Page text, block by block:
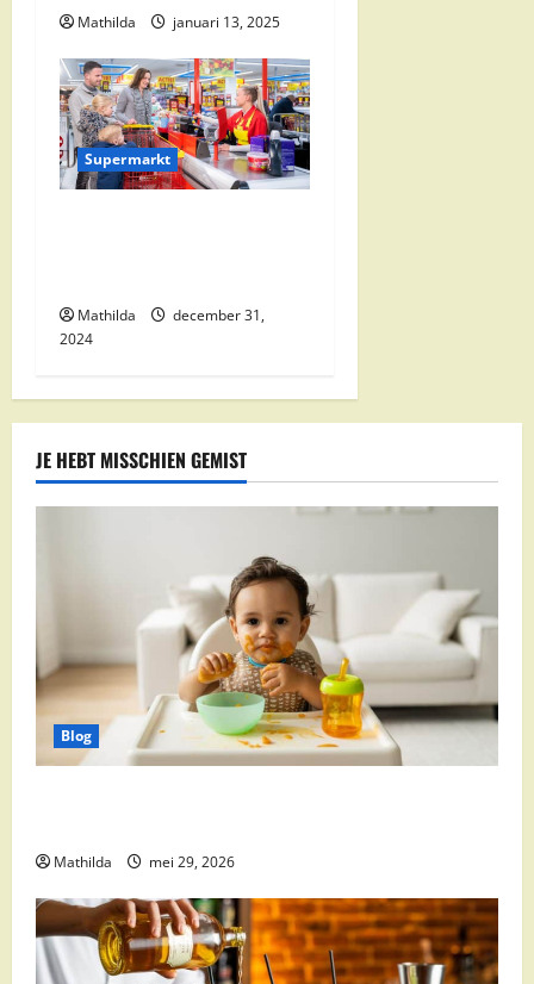
Mathilda januari 13, 2025
Supermarkt
Mathilda
december 31,
2024
JE HEBT MISSCHIEN GEMIST
Blog
Mathilda mei 29, 2026